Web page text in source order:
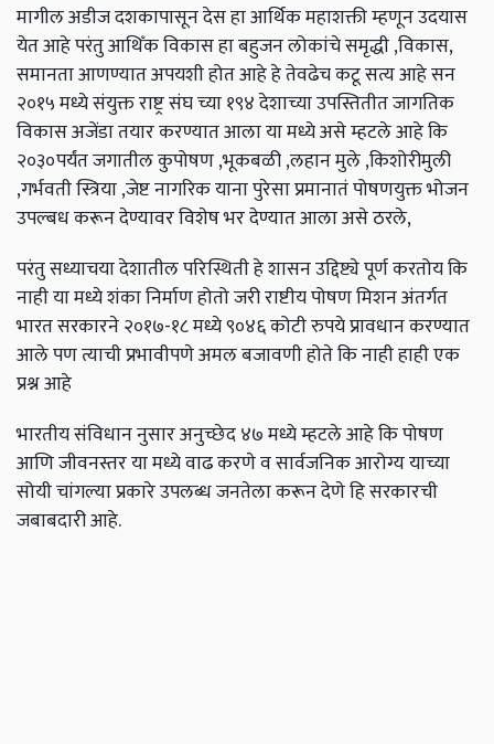
मागील अडीज दशकापासून देस हा आर्थिक महाशक्ती म्हणून उदयास
येत आहे परंतु आथिँक विकास हा बहुजन लोकांचे समृद्धी ,विकास,
समानता आणण्यात अपयशी होत आहे हे तेवढेच कटू सत्य आहे सन
२०१५ मध्ये संयुक्त राष्ट्र संघ च्या १९४ देशाच्या उपस्तितीत जागतिक
विकास अजेंडा तयार करण्यात आला या मध्ये असे म्हटले आहे कि
२०३०पर्यंत जगातील कुपोषण ,भूकबळी ,लहान मुले ,किशोरीमुली
,गर्भवती स्त्रिया ,जेष्ट नागरिक याना पुरेसा प्रमानातं पोषणयुक्त भोजन
उपल्बध करून देण्यावर विशेष भर देण्यात आला असे ठरले,
परंतु सध्याचया देशातील परिस्थिती हे शासन उद्दिष्ट्ये पूर्ण करतोय कि
नाही या मध्ये शंका निर्माण होतो जरी राष्टीय पोषण मिशन अंतर्गत
भारत सरकारने २०१७-१८ मध्ये ९०४६ कोटी रुपये प्रावधान करण्यात
आले पण त्याची प्रभावीपणे अमल बजावणी होते कि नाही हाही एक
प्रश्न आहे
भारतीय संविधान नुसार अनुच्छेद ४७ मध्ये म्हटले आहे कि पोषण
आणि जीवनस्तर या मध्ये वाढ करणे व सार्वजनिक आरोग्य याच्या
सोयी चांगल्या प्रकारे उपलब्ध जनतेला करून देणे हि सरकारची
जबाबदारी आहे.